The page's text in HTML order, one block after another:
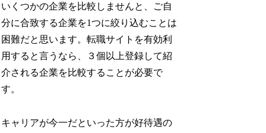
いくつかの企業を比較しませんと、ご自
分に合致する企業を1つに絞り込むことは
困難だと思います。転職サイトを有効利
用すると言うなら、３個以上登録して紹
介される企業を比較することが必要で
す。
キャリアが今一だといった方が好待遇の